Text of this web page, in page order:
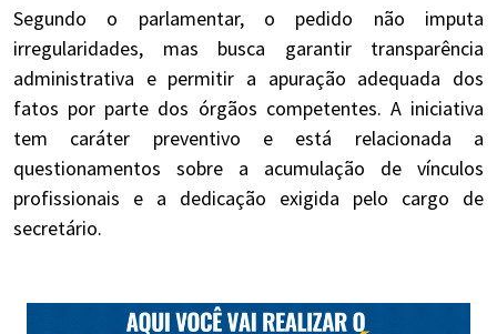
Segundo o parlamentar, o pedido não imputa
irregularidades, mas busca garantir transparência
administrativa e permitir a apuração adequada dos
fatos por parte dos órgãos competentes. A iniciativa
tem caráter preventivo e está relacionada a
questionamentos sobre a acumulação de vínculos
profissionais e a dedicação exigida pelo cargo de
secretário.